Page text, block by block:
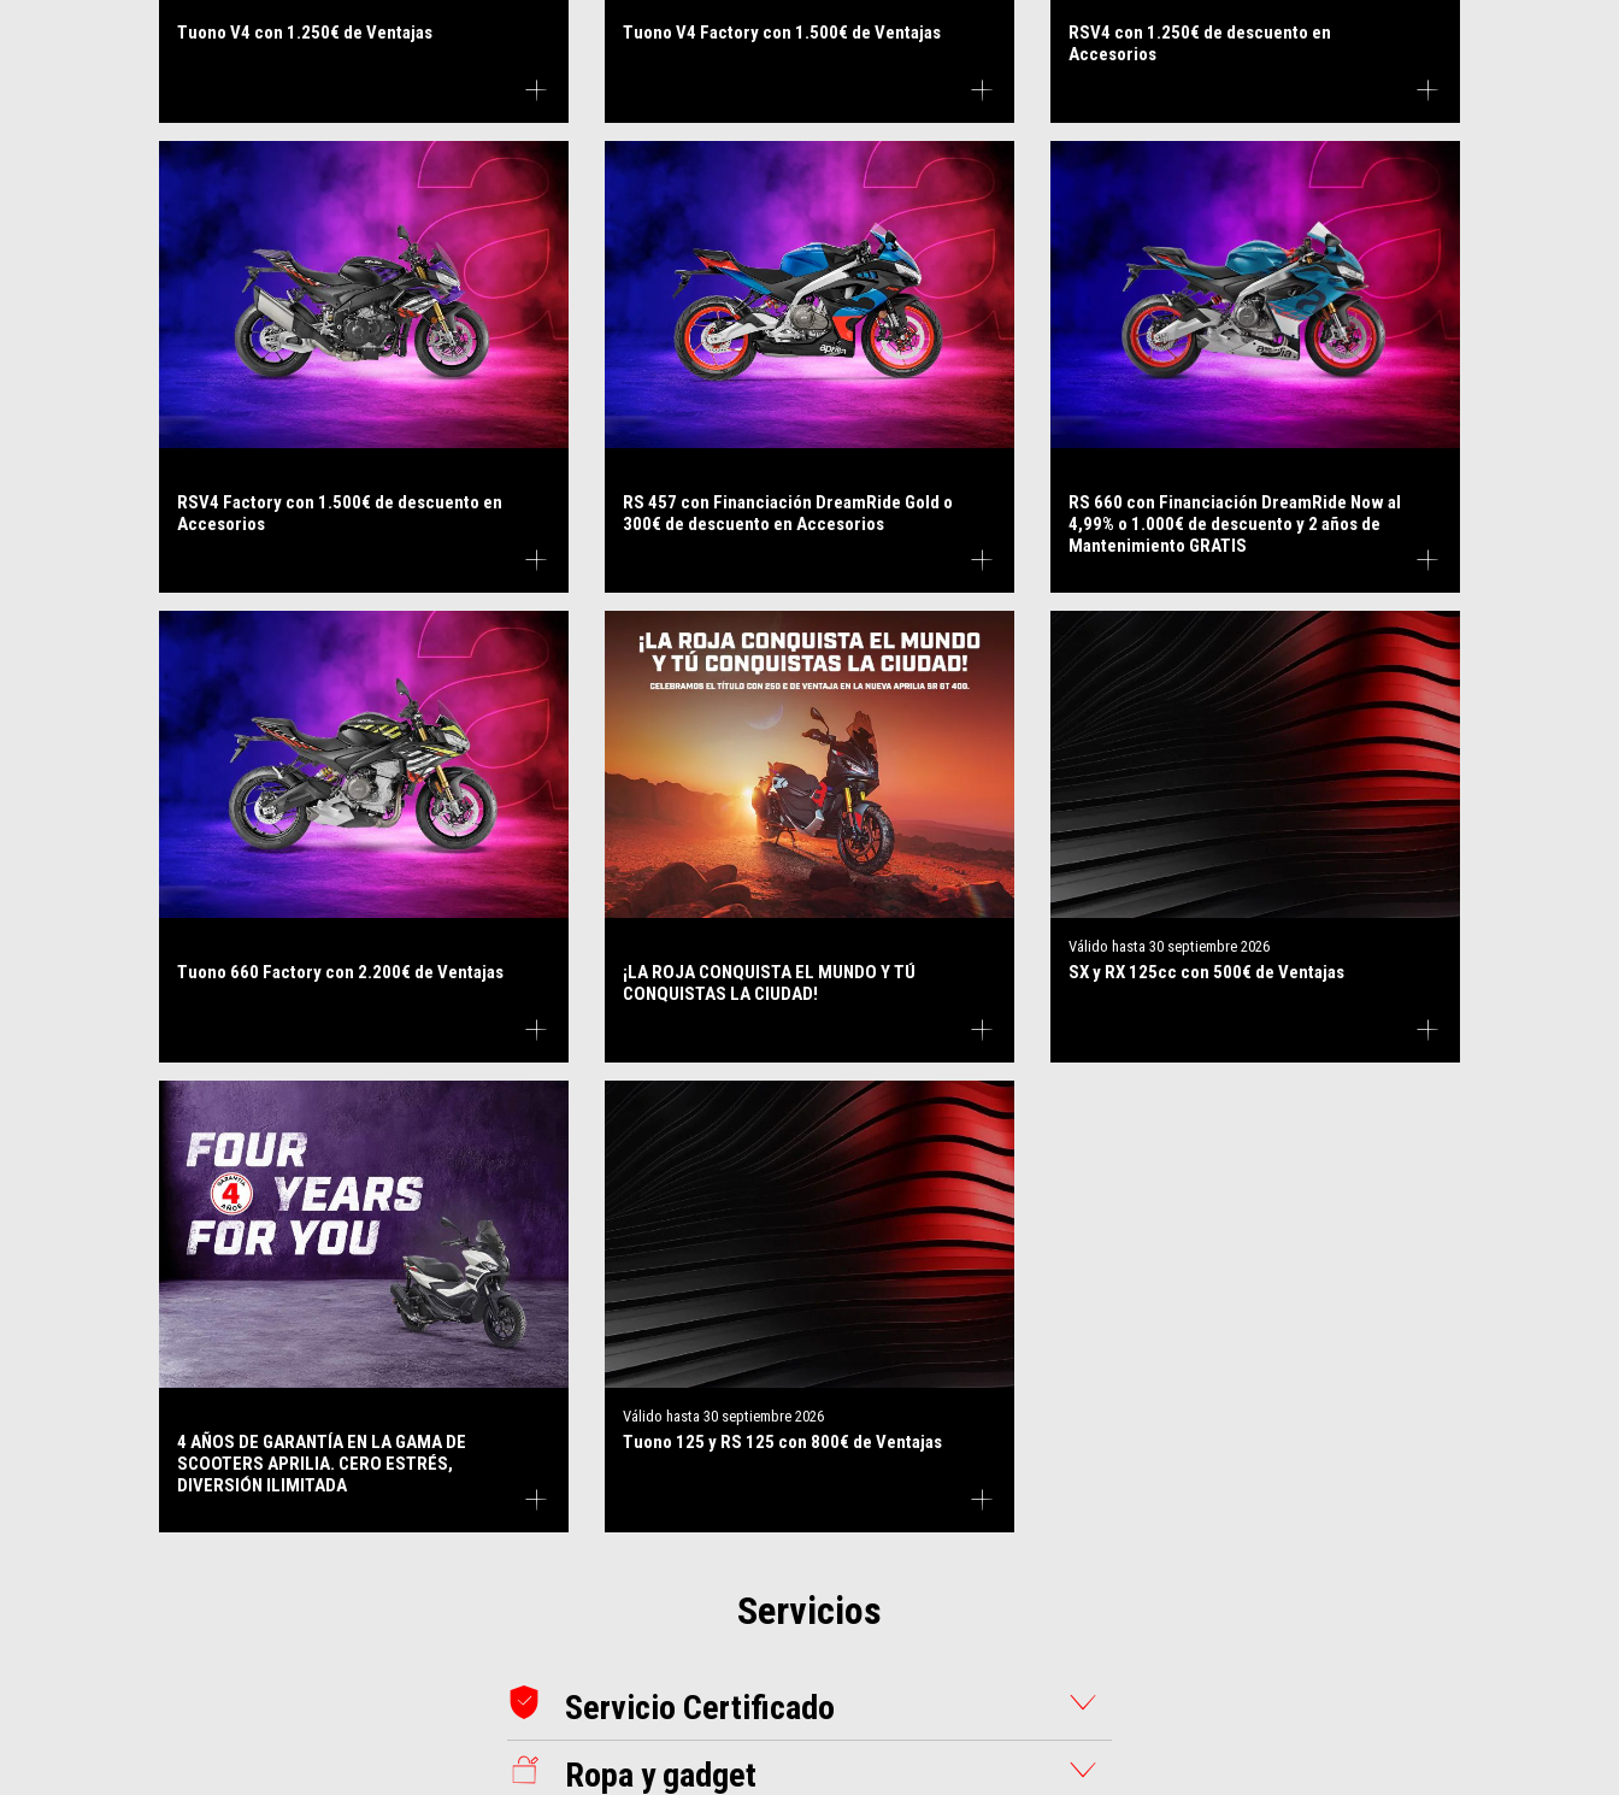
Tuono V4 con 1.250€ de Ventajas Tuono V4 Factory con 1.500€ de Ventajas
RSV4 con 1.250€ de descuento en
Accesorios
RSV4 Factory con 1.500€ de descuento en
Accesorios
RS 457 con Financiación DreamRide Gold o
300€ de descuento en Accesorios
RS 660 con Financiación DreamRide Now al
4,99% o 1.000€ de descuento y 2 años de
Mantenimiento GRATIS
Tuono 660 Factory con 2.200€ de Ventajas
¡LA ROJA CONQUISTA EL MUNDO Y TÚ
CONQUISTAS LA CIUDAD!
Válido hasta 30 septiembre 2026
SX y RX 125cc con 500€ de Ventajas
4 AÑOS DE GARANTÍA EN LA GAMA DE
SCOOTERS APRILIA. CERO ESTRÉS,
DIVERSIÓN ILIMITADA
Válido hasta 30 septiembre 2026
Tuono 125 y RS 125 con 800€ de Ventajas
Servicios
Servicio Certificado
Ropa y gadget